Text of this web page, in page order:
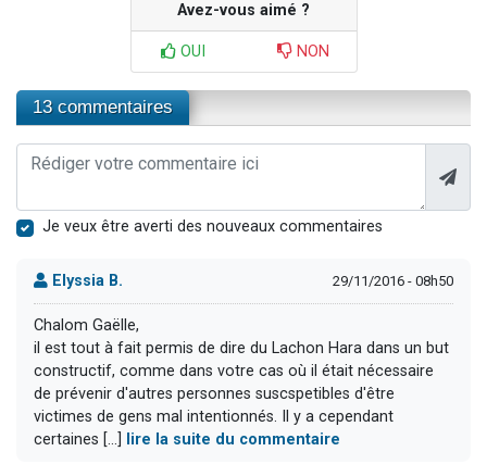
Avez-vous aimé ?
OUI NON
13 commentaires
Je veux être averti des nouveaux commentaires
Elyssia B. 29/11/2016 - 08h50
Chalom Gaëlle,
il est tout à fait permis de dire du Lachon Hara dans un but
constructif, comme dans votre cas où il était nécessaire
de prévenir d'autres personnes suscspetibles d'être
victimes de gens mal intentionnés. Il y a cependant
certaines [...]
lire la suite du commentaire